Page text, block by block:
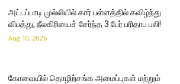
அட்டப்பாடி முல்லியில் கார் பள்ளத்தில் கவிழ்ந்து
விபத்து; நீலகிரியைச் சேர்ந்த 3 பேர் பரிதாப பலி!
Aug 10, 2026
கோவையில் தொழிற்சங்க அமைப்புகள் மற்றும்